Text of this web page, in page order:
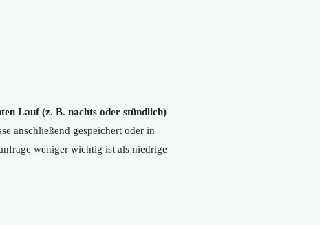
Lauf (z. B. nachts oder stündlich)
anschließend gespeichert oder in
weniger wichtig ist als niedrige